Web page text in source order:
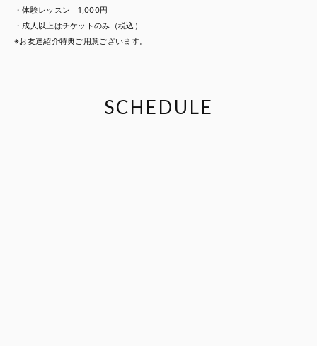
・体験レッスン 1,000円
・成人以上はチケットのみ（税込）
※お友達紹介特典ご用意ございます。
SCHEDULE